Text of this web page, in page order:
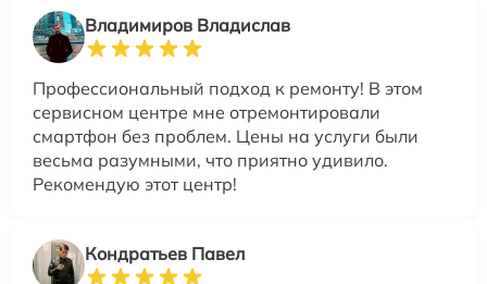
Владимиров Владислав
Профессиональный подход к ремонту! В этом
сервисном центре мне отремонтировали
смартфон без проблем. Цены на услуги были
весьма разумными, что приятно удивило.
Рекомендую этот центр!
Кондратьев Павел